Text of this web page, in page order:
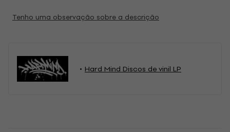
Tenho uma observação sobre a descrição
Hard Mind Discos de vinil LP